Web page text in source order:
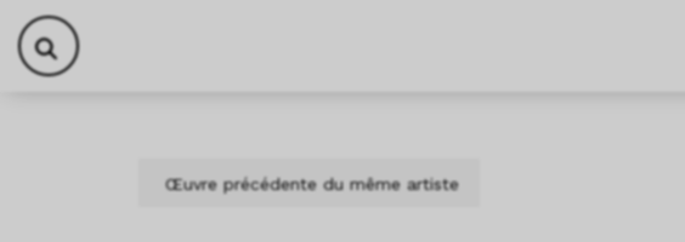
Aller au contenu
Skip to footer
Œuvre précédente du même artiste